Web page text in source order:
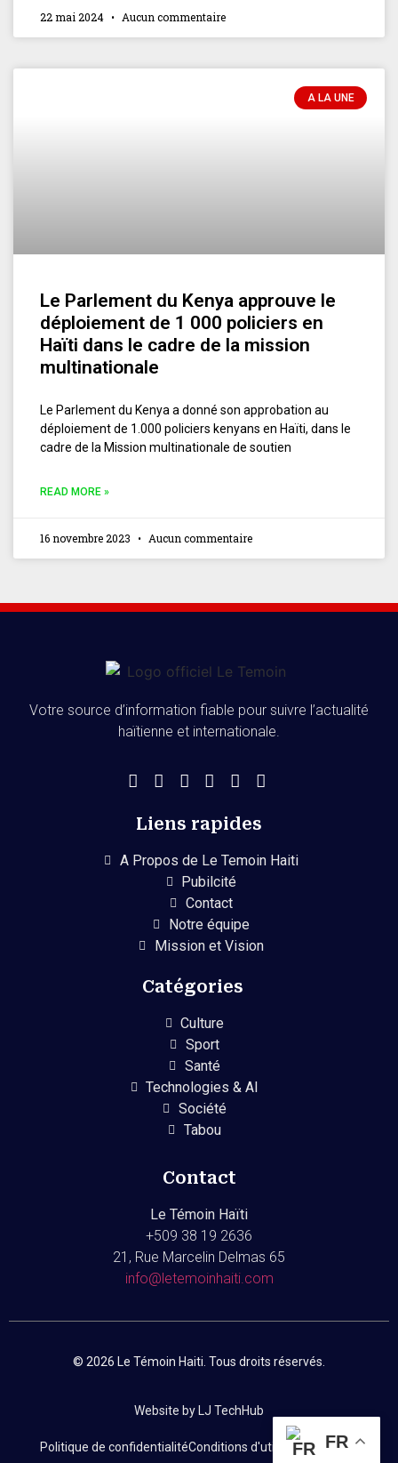
22 mai 2024 Aucun commentaire
A LA UNE
Le Parlement du Kenya approuve le
déploiement de 1 000 policiers en
Haïti dans le cadre de la mission
multinationale
Le Parlement du Kenya a donné son approbation au
déploiement de 1.000 policiers kenyans en Haïti, dans le
cadre de la Mission multinationale de soutien
READ MORE »
16 novembre 2023 Aucun commentaire
Votre source d’information fiable pour suivre l’actualité
haïtienne et internationale.
Liens rapides
A Propos de Le Temoin Haiti
Pubilcité
Contact
Notre équipe
Mission et Vision
Catégories
Culture
Sport
Santé
Technologies & AI
Société
Tabou
Contact
Le Témoin Haïti
+509 38 19 2636
21, Rue Marcelin Delmas 65
info@letemoinhaiti.com
© 2026 Le Témoin Haiti. Tous droits réservés.
Website by LJ TechHub
Politique de confidentialitéConditions d'utilisationContact
FR